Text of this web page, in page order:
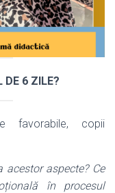
DE 6 ZILE?
favorabile, copii
aspecte? Ce
în procesul